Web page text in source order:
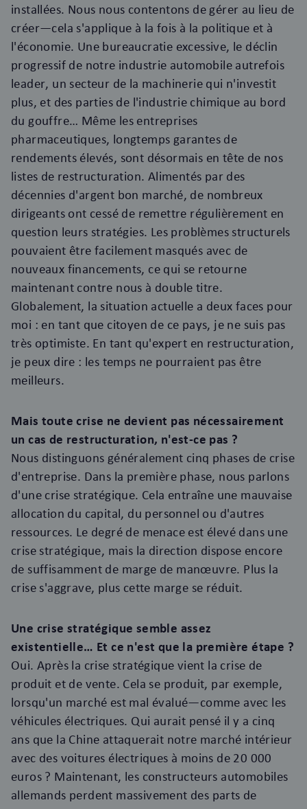
installées. Nous nous contentons de gérer au lieu de
créer—cela s'applique à la fois à la politique et à
l'économie. Une bureaucratie excessive, le déclin
progressif de notre industrie automobile autrefois
leader, un secteur de la machinerie qui n'investit
plus, et des parties de l'industrie chimique au bord
du gouffre… Même les entreprises
pharmaceutiques, longtemps garantes de
rendements élevés, sont désormais en tête de nos
listes de restructuration. Alimentés par des
décennies d'argent bon marché, de nombreux
dirigeants ont cessé de remettre régulièrement en
question leurs stratégies. Les problèmes structurels
pouvaient être facilement masqués avec de
nouveaux financements, ce qui se retourne
maintenant contre nous à double titre.
Globalement, la situation actuelle a deux faces pour
moi : en tant que citoyen de ce pays, je ne suis pas
très optimiste. En tant qu'expert en restructuration,
je peux dire : les temps ne pourraient pas être
meilleurs.
Mais toute crise ne devient pas nécessairement
un cas de restructuration, n'est-ce pas ?
Nous distinguons généralement cinq phases de crise
d'entreprise. Dans la première phase, nous parlons
d'une crise stratégique. Cela entraîne une mauvaise
allocation du capital, du personnel ou d'autres
ressources. Le degré de menace est élevé dans une
crise stratégique, mais la direction dispose encore
de suffisamment de marge de manœuvre. Plus la
crise s'aggrave, plus cette marge se réduit.
Une crise stratégique semble assez
existentielle… Et ce n'est que la première étape ?
Oui. Après la crise stratégique vient la crise de
produit et de vente. Cela se produit, par exemple,
lorsqu'un marché est mal évalué—comme avec les
véhicules électriques. Qui aurait pensé il y a cinq
ans que la Chine attaquerait notre marché intérieur
avec des voitures électriques à moins de 20 000
euros ? Maintenant, les constructeurs automobiles
allemands perdent massivement des parts de